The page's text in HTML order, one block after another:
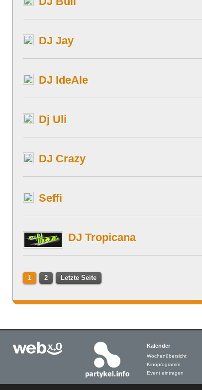
DJ Jay
DJ IdeAle
Dj Uli
DJ Crazy
Seffi
DJ Tropicana
1 2 Letzte Seite
Kalender
Wochenübersicht
Kinoprogramm
Event eintragen